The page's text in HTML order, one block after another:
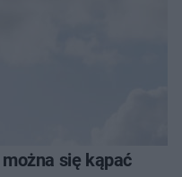
się kąpać